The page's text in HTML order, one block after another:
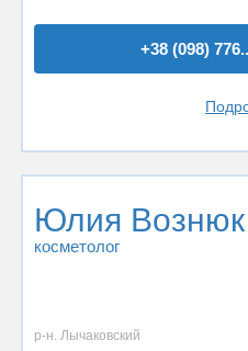
+38 (098) 776..
Юлия Вознюк
косметолог
р-н. Лычаковский